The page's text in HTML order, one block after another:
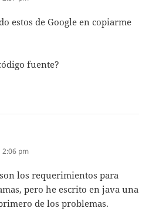
estos de Google en copiarme
fuente?
2:06 pm
los requerimientos para
pero he escrito en java una
de los problemas.